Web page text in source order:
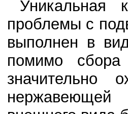
Уникальная
проблемы с
выполнен в
помимо
значительно
нержавеющей